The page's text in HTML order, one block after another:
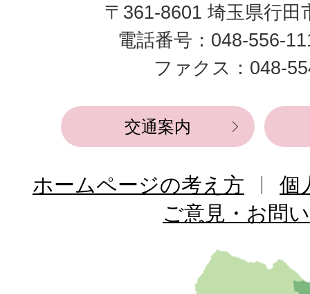
市
役
所
〒361-8601 埼玉県行田
電話番号：048-556-
ファクス：048-
交通案内
ホームページの考え方
個
ご意見・お問